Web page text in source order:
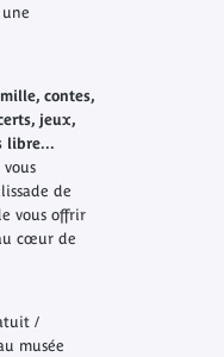
contes,
jeux,
libre...
de
vous offrir
cœur de
/
musée